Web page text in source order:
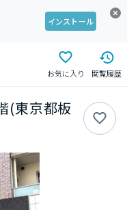
インストール
お気に入り 閲覧履歴
(東京都板